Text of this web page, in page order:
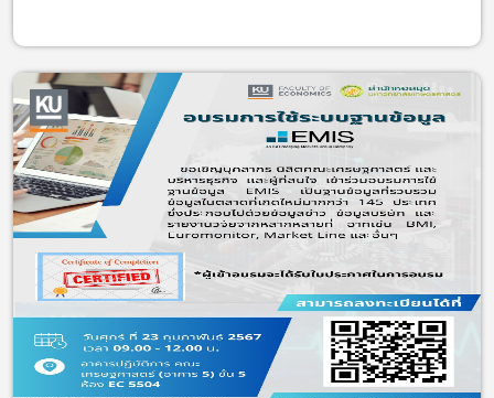
Workshop ไปพร้อมกับวิทยากร และดูงานในสถานที่จริงที่ ลาน
กางเต็นท์ Bangkok Backyard
หลักสูตรระยะสั้น เรียนวันเสาร์-อาทิตย์ รวมทั้งหมด 12 ชั่วโมง
งานและทำ Workshop ที่ Bangkok Backyard
ไม่ต้องมีความรู้พื้นฐานด้านธุรกิจการท่องเที่ยวหรือลานกางเต็นท์
มาก่อน
สามารถออกใบเสร็จในนามองค์กรได้
ค่าใช้จ่ายในการอบรม ราคาพิเศษสำหรับรุ่นที่ 1 เพียง 4,990 บาท/
ท่าน
ชำระเงินค่าสมัคร โดยโอนเงินผ่านบัญชี (เท่านั้น) ชื่อบัญชี
“โครงการฝึกอบรมเชิงปฏิบัติการ Camping ground business